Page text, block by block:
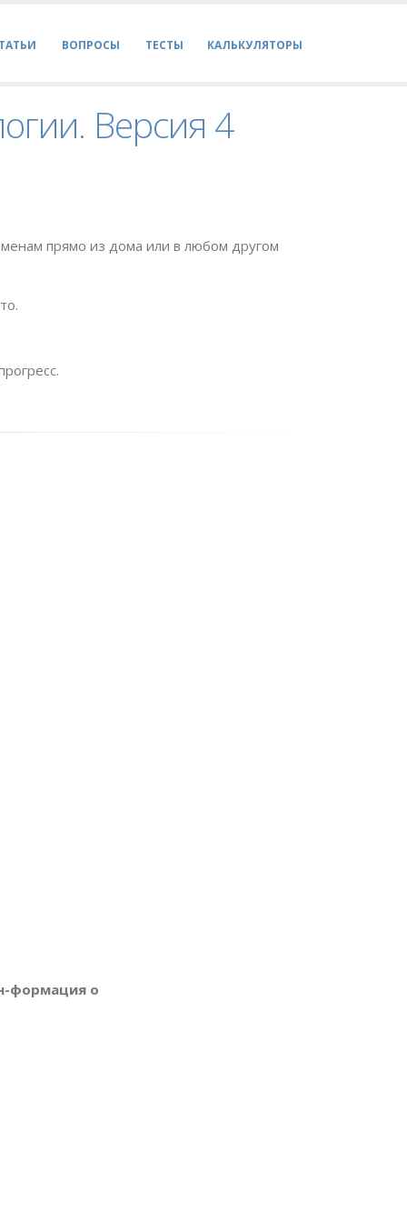
КАЛЬКУЛЯТОРЫ
ТЕСТЫ
ВОПРОСЫ
Версия 4
прямо из дома или в любом другом
формация о